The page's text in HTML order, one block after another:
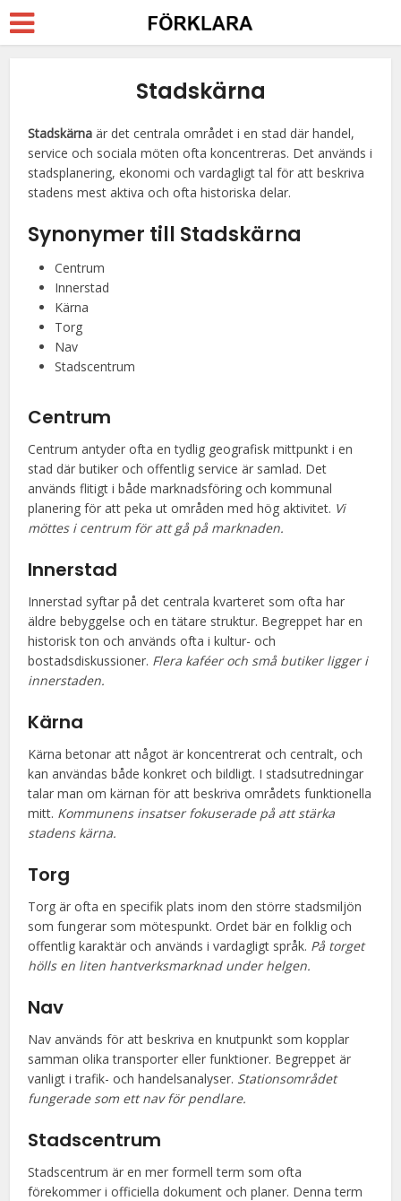
Stadskärna
Stadskärna är det centrala området i en stad där handel,
service och sociala möten ofta koncentreras. Det används i
stadsplanering, ekonomi och vardagligt tal för att beskriva
stadens mest aktiva och ofta historiska delar.
Synonymer till Stadskärna
Centrum
Innerstad
Kärna
Torg
Nav
Stadscentrum
Centrum
Centrum antyder ofta en tydlig geografisk mittpunkt i en
stad där butiker och offentlig service är samlad. Det
används flitigt i både marknadsföring och kommunal
planering för att peka ut områden med hög aktivitet. Vi
möttes i centrum för att gå på marknaden.
Innerstad
Innerstad syftar på det centrala kvarteret som ofta har
äldre bebyggelse och en tätare struktur. Begreppet har en
historisk ton och används ofta i kultur- och
bostadsdiskussioner. Flera kaféer och små butiker ligger i
innerstaden.
Kärna
Kärna betonar att något är koncentrerat och centralt, och
kan användas både konkret och bildligt. I stadsutredningar
talar man om kärnan för att beskriva områdets funktionella
mitt. Kommunens insatser fokuserade på att stärka
stadens kärna.
Torg
Torg är ofta en specifik plats inom den större stadsmiljön
som fungerar som mötespunkt. Ordet bär en folklig och
offentlig karaktär och används i vardagligt språk. På torget
hölls en liten hantverksmarknad under helgen.
Nav
Nav används för att beskriva en knutpunkt som kopplar
samman olika transporter eller funktioner. Begreppet är
vanligt i trafik- och handelsanalyser. Stationsområdet
fungerade som ett nav för pendlare.
Stadscentrum
Stadscentrum är en mer formell term som ofta
förekommer i officiella dokument och planer. Denna term